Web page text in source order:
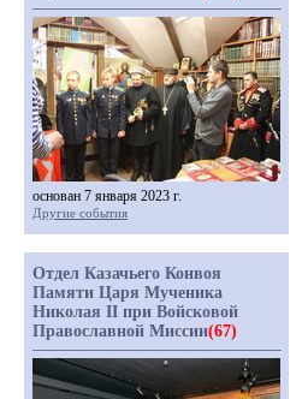
основан 7 января 2023 г.
Другие события
Отдел Казачьего Конвоя
Памяти Царя Мученика
Николая II при Войсковой
Православной Миссии(67)